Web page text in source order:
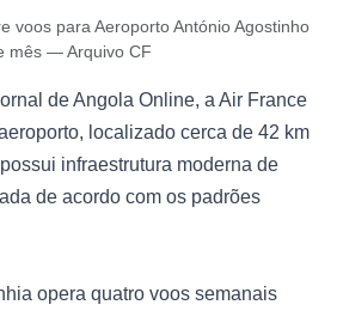
voos para Aeroporto António Agostinho
mês — Arquivo CF
de Angola Online, a Air France
localizado cerca de 42 km
infraestrutura moderna de
de acordo com os padrões
opera quatro voos semanais